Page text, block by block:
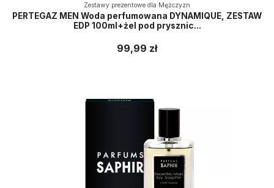
Zestawy prezentowe dla Mężczyzn
PERTEGAZ MEN Woda perfumowana DYNAMIQUE, ZESTAW
EDP 100ml+żel pod prysznic...
99,99 zł